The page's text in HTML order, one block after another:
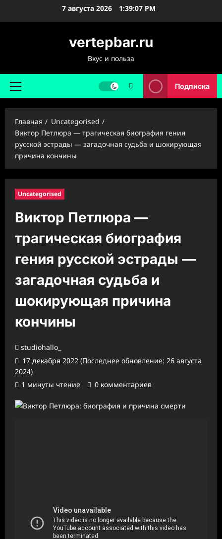
7 августа 2026 1:39:08 PM
vertepbar.ru
Вкус и польза
Основное
Подписка
Главная
Uncategorised
Виктор Петлюра — трагическая биография гения
русской эстрады — загадочная судьба и шокирующая
причина кончины
Uncategorised
Виктор Петлюра —
трагическая биография
гения русской эстрады —
загадочная судьба и
шокирующая причина
кончины
studiohallo_
17 декабря 2022 (Последнее обновление: 26 августа
2024)
1 минуты чтение
0 комментариев